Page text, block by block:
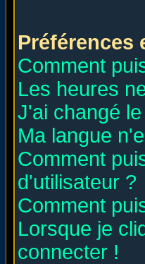
Préférences
Comment
Les heures
J'ai changé
Ma langue
Comment
d'utilisateur ?
Comment
Lorsque je
connecter !